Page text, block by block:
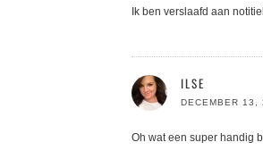
Ik ben verslaafd aan
ILSE
DECEMBER
Oh wat een super handig